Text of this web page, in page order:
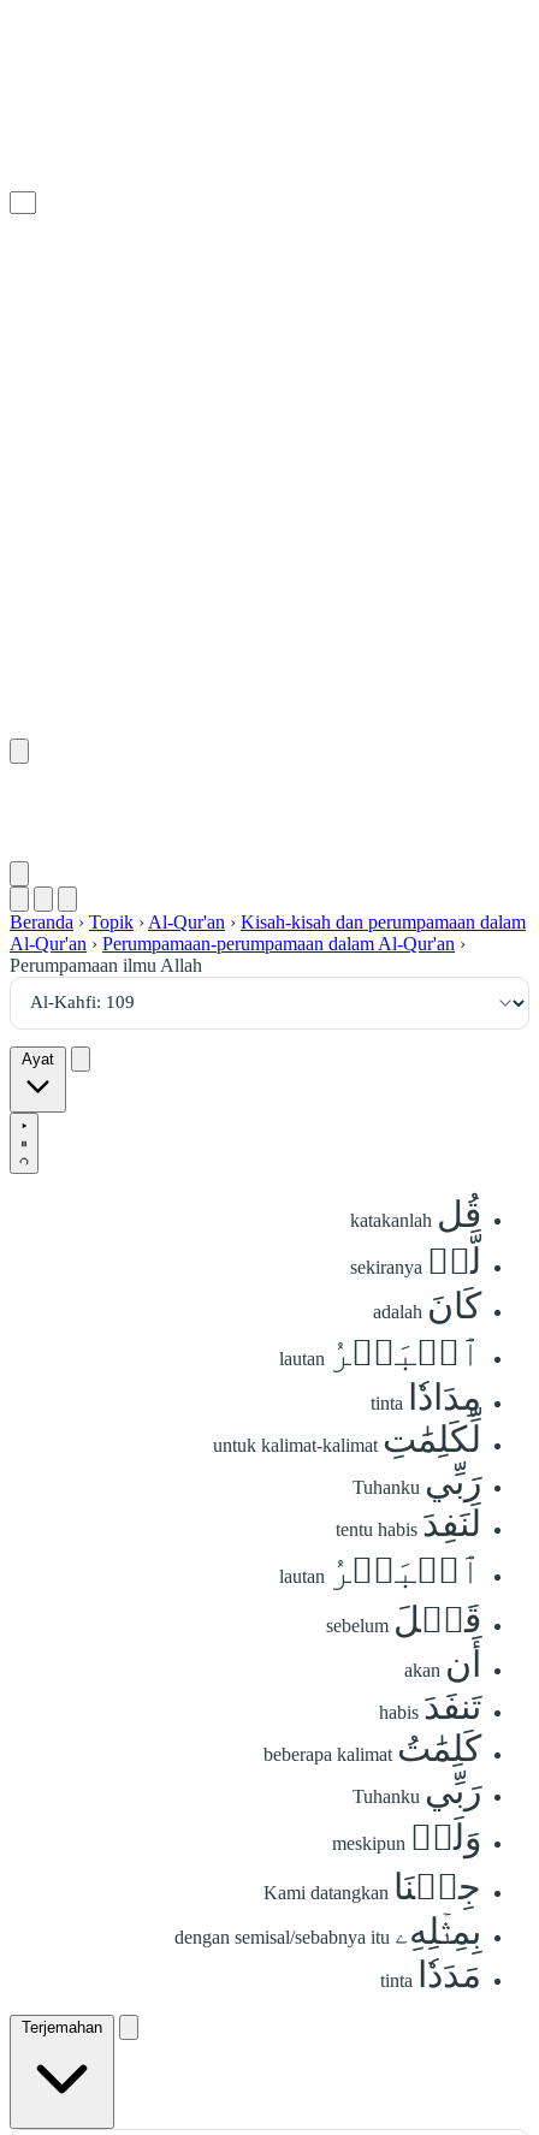
Beranda › Topik › Al-Qur'an › Kisah-kisah dan perumpamaan dalam
Al-Qur'an › Perumpamaan-perumpamaan dalam Al-Qur'an ›
Perumpamaan ilmu Allah
Ayat
قُل katakanlah
لَّوۡ sekiranya
كَانَ adalah
ٱلۡبَحۡرُ lautan
مِدَادٗا tinta
لِّكَلِمَٰتِ untuk kalimat-kalimat
رَبِّي Tuhanku
لَنَفِدَ tentu habis
ٱلۡبَحۡرُ lautan
قَبۡلَ sebelum
أَن akan
تَنفَدَ habis
كَلِمَٰتُ beberapa kalimat
رَبِّي Tuhanku
وَلَوۡ meskipun
جِئۡنَا Kami datangkan
بِمِثۡلِهِۦ dengan semisal/sebabnya itu
مَدَدٗا tinta
Terjemahan